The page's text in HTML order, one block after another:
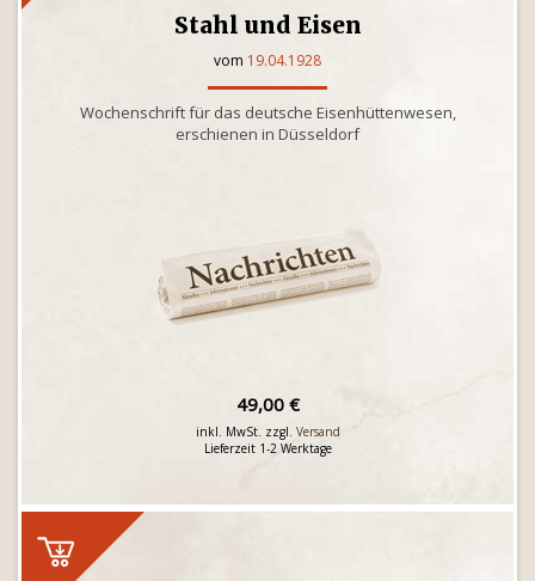
Stahl und Eisen
vom 19.04.1928
Wochenschrift für das deutsche Eisenhüttenwesen,
erschienen in Düsseldorf
49,00 €
inkl. MwSt. zzgl. Versand
Lieferzeit 1-2 Werktage